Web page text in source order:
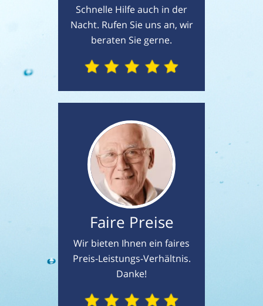
Schnelle Hilfe auch in der
Nacht. Rufen Sie uns an, wir
beraten Sie gerne.
Faire Preise
Wir bieten Ihnen ein faires
Preis-Leistungs-Verhältnis.
Danke!